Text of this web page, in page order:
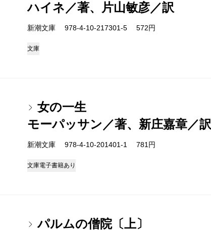
ハイネ／著、片山敏彦／訳
新潮文庫 978-4-10-217301-5 572円
文庫
女の一生
モーパッサン／著、新庄嘉章／訳
新潮文庫 978-4-10-201401-1 781円
文庫電子書籍あり
パルムの僧院〔上〕